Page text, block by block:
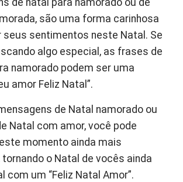
de natal para namorado ou de
são uma forma carinhosa
seus sentimentos neste Natal. Se
algo especial, as frases de
namorado podem ser uma
amor Feliz Natal”.
de Natal namorado ou
Natal com amor, você pode
momento ainda mais
o Natal de vocês ainda
com um “Feliz Natal Amor”.